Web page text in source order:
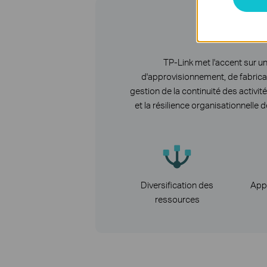
TP-Link met l'accent sur
d'approvisionnement, de
gestion de la continuité des
et la résilience organisationnelle
Diversification des
ressources